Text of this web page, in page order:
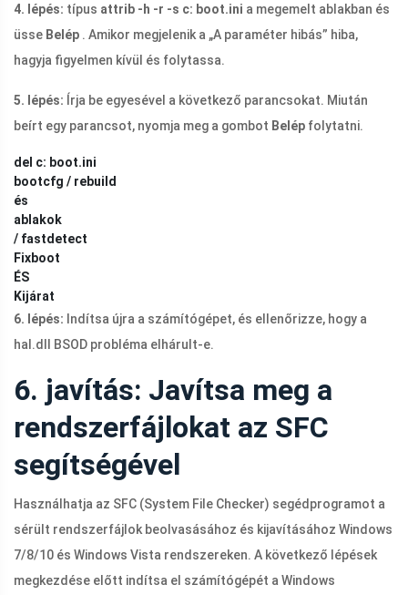
4. lépés: típus attrib -h -r -s c: boot.ini a megemelt ablakban és
üsse Belép . Amikor megjelenik a „A paraméter hibás” hiba,
hagyja figyelmen kívül és folytassa.
5. lépés: Írja be egyesével a következő parancsokat. Miután
beírt egy parancsot, nyomja meg a gombot Belép folytatni.
del c: boot.ini
bootcfg / rebuild
és
ablakok
/ fastdetect
Fixboot
ÉS
Kijárat
6. lépés: Indítsa újra a számítógépet, és ellenőrizze, hogy a
hal.dll
BSOD probléma elhárult-e.
6. javítás: Javítsa meg a
rendszerfájlokat az SFC
segítségével
Használhatja az SFC (System File Checker) segédprogramot a
sérült rendszerfájlok beolvasásához és kijavításához Windows
7/8/10 és Windows Vista rendszereken. A következő lépések
megkezdése előtt indítsa el számítógépét a Windows